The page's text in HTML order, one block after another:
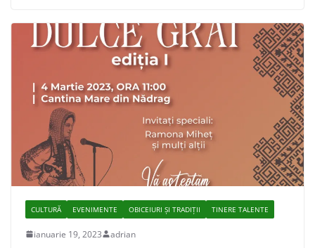
CULTURĂ EVENIMENTE OBICEIURI ȘI TRADIȚII TINERE TALENTE
ianuarie 19, 2023 adrian